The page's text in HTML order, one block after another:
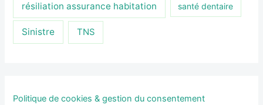
résiliation assurance habitation santé dentaire
Sinistre TNS
Politique de cookies & gestion du consentement